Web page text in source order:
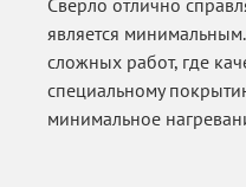
Сверло отлично
является
сложных работ, где
специальному
минимальное